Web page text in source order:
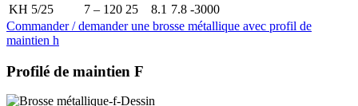
KH 5/25
7 – 120 25 8.1 7.8 -3000
Commander / demander une brosse métallique avec profil de
maintien h
Profilé de maintien F